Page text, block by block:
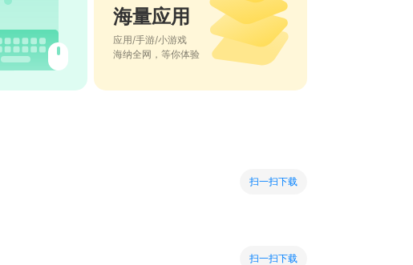
海量应用
应用/手游/小游戏
海纳全网，等你体验
扫一扫下载
扫一扫下载